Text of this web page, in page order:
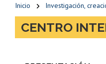
Inicio Investigación,
CENTRO